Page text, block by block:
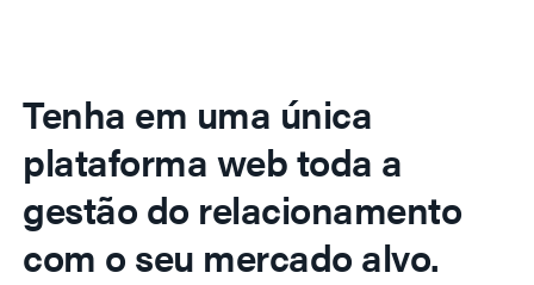
Tenha em uma única
plataforma web toda a
gestão do relacionamento
com o seu mercado alvo.